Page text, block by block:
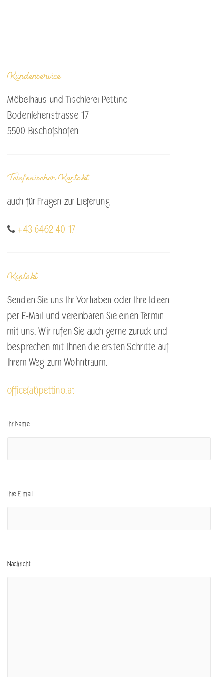
Kundenservice
Möbelhaus und Tischlerei Pettino
Bodenlehenstrasse 17
5500 Bischofshofen
Telefonischer Kontakt
auch für Fragen zur Lieferung
+43 6462 40 17
Kontakt
Senden Sie uns Ihr Vorhaben oder Ihre Ideen
per E-Mail und vereinbaren Sie einen Termin
mit uns. Wir rufen Sie auch gerne zurück und
besprechen mit Ihnen die ersten Schritte auf
Ihrem Weg zum Wohntraum.
office(at)pettino.at
Ihr Name
Ihre E-mail
Nachricht